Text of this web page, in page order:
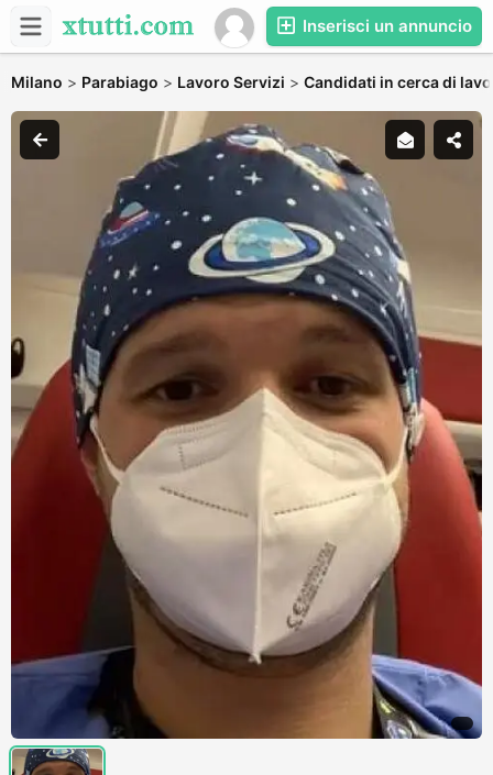
Inserisci un annuncio
Milano > Parabiago > Lavoro Servizi > Candidati in cerca di